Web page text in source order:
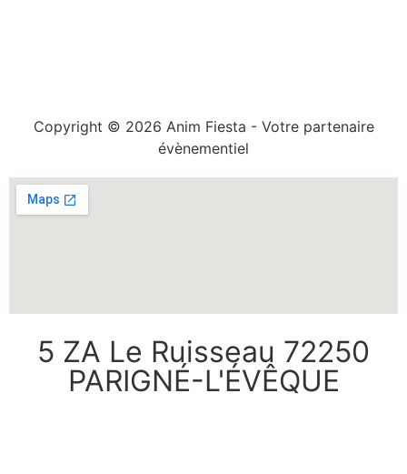
Copyright © 2026 Anim Fiesta - Votre partenaire
évènementiel
5 ZA Le Ruisseau 72250
PARIGNÉ-L'ÉVÊQUE